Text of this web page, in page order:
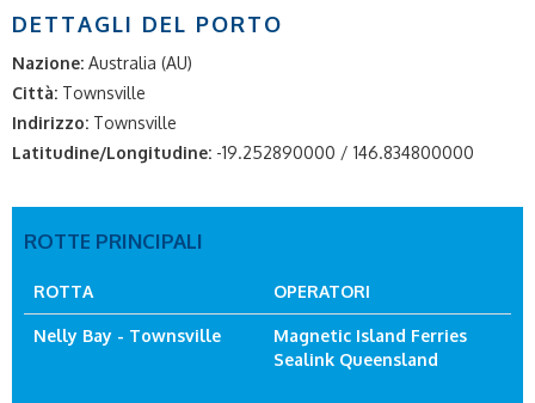
DETTAGLI DEL PORTO
Nazione: Australia (AU)
Città: Townsville
Indirizzo: Townsville
Latitudine/Longitudine: -19.252890000 / 146.834800000
ROTTE PRINCIPALI
ROTTA OPERATORI
Nelly Bay - Townsville
Magnetic Island Ferries
Sealink Queensland